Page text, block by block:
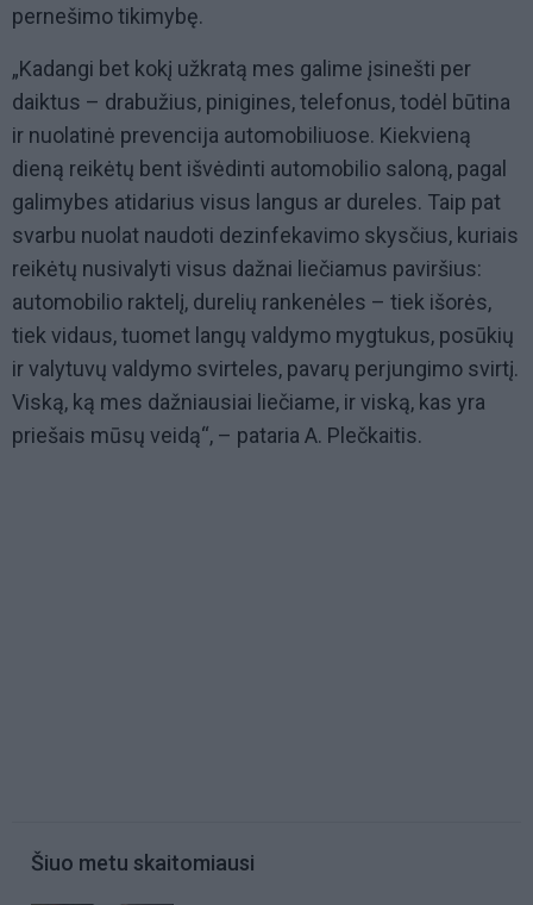
pernešimo tikimybę.
„Kadangi bet kokį užkratą mes galime įsinešti per
daiktus – drabužius, pinigines, telefonus, todėl būtina
ir nuolatinė prevencija automobiliuose. Kiekvieną
dieną reikėtų bent išvėdinti automobilio saloną, pagal
galimybes atidarius visus langus ar dureles. Taip pat
svarbu nuolat naudoti dezinfekavimo skysčius, kuriais
reikėtų nusivalyti visus dažnai liečiamus paviršius:
automobilio raktelį, durelių rankenėles – tiek išorės,
tiek vidaus, tuomet langų valdymo mygtukus, posūkių
ir valytuvų valdymo svirteles, pavarų perjungimo svirtį.
Viską, ką mes dažniausiai liečiame, ir viską, kas yra
priešais mūsų veidą“, – pataria A. Plečkaitis.
Šiuo metu skaitomiausi